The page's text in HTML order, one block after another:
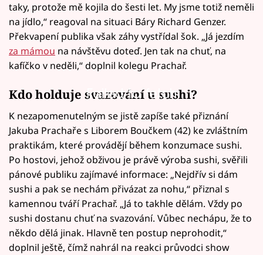
taky, protože mě kojila do šesti let. My jsme totiž neměli
na jídlo,“ reagoval na situaci Báry Richard Genzer.
Překvapení publika však záhy vystřídal šok. „Já jezdím
za mámou na návštěvu doteď. Jen tak na chuť, na
kafíčko v neděli,“ doplnil kolegu Prachař.
Failed to fetch
Kdo holduje svazování u sushi?
K nezapomenutelným se jistě zapíše také přiznání
Jakuba Prachaře s Liborem Boučkem (42) ke zvláštním
praktikám, které provádějí během konzumace sushi.
Po hostovi, jehož obživou je právě výroba sushi, svěřili
pánové publiku zajímavé informace: „Nejdřív si dám
sushi a pak se nechám přivázat za nohu,“ přiznal s
kamennou tváří Prachař. „Já to takhle dělám. Vždy po
sushi dostanu chuť na svazování. Vůbec nechápu, že to
někdo dělá jinak. Hlavně ten postup neprohodit,“
doplnil ještě, čímž nahrál na reakci průvodci show